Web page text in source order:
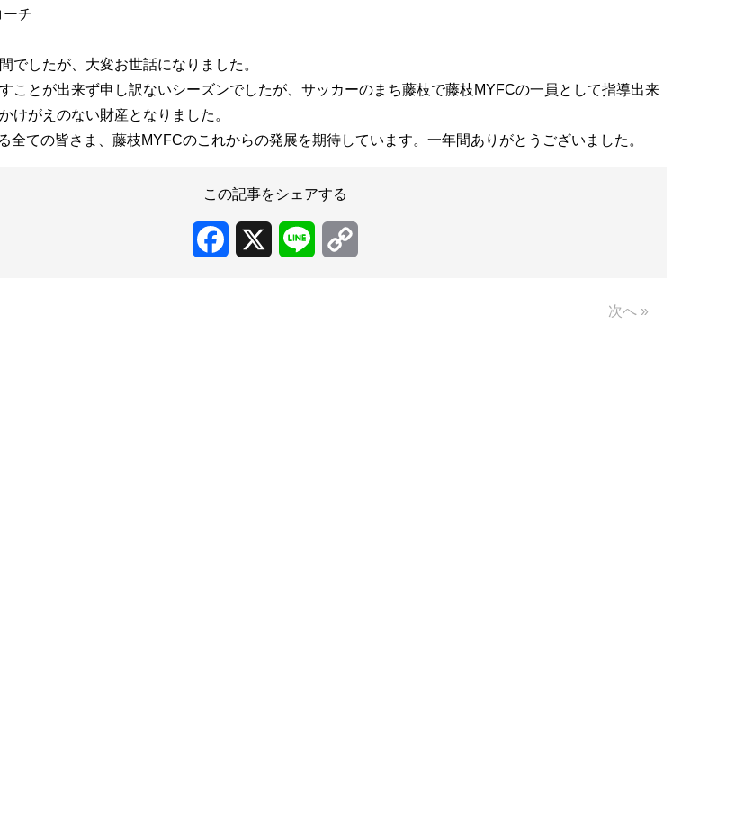
チ
でしたが、大変お世話になりました。
ことが出来ず申し訳ないシーズンでしたが、サッカーのまち藤枝で藤枝MYFCの一員として指導出来
けがえのない財産となりました。
全ての皆さま、藤枝MYFCのこれからの発展を期待しています。一年間ありがとうございました。
この記事をシェアする
Facebook Line
次へ »